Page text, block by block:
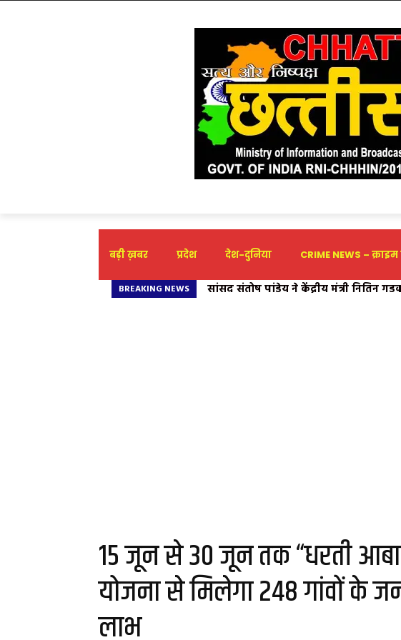
बड़ी ख़बर प्रदेश देश-दुनिया CRIME NEWS –
BREAKING NEWS सांसद संतोष पांडेय ने केंद्रीय मंत्री नितिन
कार्यरत शिक्षकों को TET परीक्षा उत्तीर्ण
15 जून से 30 जून तक “धरती
योजना से मिलेगा 248 गांवों के
लाभ